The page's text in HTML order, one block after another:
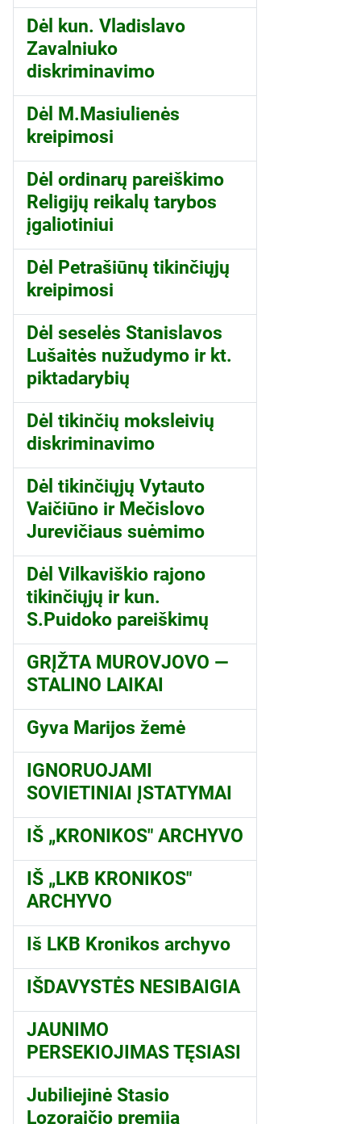
Dėl kun. Vladislavo
Zavalniuko
diskriminavimo
Dėl M.Masiulienės
kreipimosi
Dėl ordinarų pareiškimo
Religijų reikalų tarybos
įgaliotiniui
Dėl Petrašiūnų tikinčiųjų
kreipimosi
Dėl seselės Stanislavos
Lušaitės nužudymo ir kt.
piktadarybių
Dėl tikinčių moksleivių
diskriminavimo
Dėl tikinčiųjų Vytauto
Vaičiūno ir Mečislovo
Jurevičiaus suėmimo
Dėl Vilkaviškio rajono
tikinčiųjų ir kun.
S.Puidoko pareiškimų
GRĮŽTA MUROVJOVO —
STALINO LAIKAI
Gyva Marijos žemė
IGNORUOJAMI
SOVIETINIAI ĮSTATYMAI
IŠ „KRONIKOS" ARCHYVO
IŠ „LKB KRONIKOS"
ARCHYVO
Iš LKB Kronikos archyvo
IŠDAVYSTĖS NESIBAIGIA
JAUNIMO
PERSEKIOJIMAS TĘSIASI
Jubiliejinė Stasio
Lozoraičio premija